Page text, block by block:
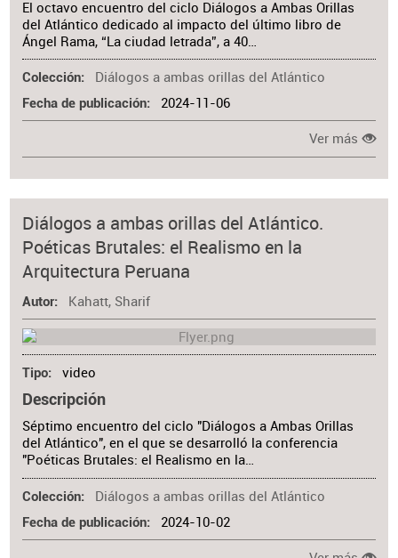
El octavo encuentro del ciclo Diálogos a Ambas Orillas
del Atlántico dedicado al impacto del último libro de
Ángel Rama, “La ciudad letrada”, a 40…
Colección Diálogos a ambas orillas del Atlántico
Fecha de publicación 2024-11-06
Ver más
Diálogos a ambas orillas del Atlántico.
Poéticas Brutales: el Realismo en la
Arquitectura Peruana
Autor Kahatt, Sharif
Tipo video
Descripción
Séptimo encuentro del ciclo "Diálogos a Ambas Orillas
del Atlántico", en el que se desarrolló la conferencia
"Poéticas Brutales: el Realismo en la…
Colección Diálogos a ambas orillas del Atlántico
Fecha de publicación 2024-10-02